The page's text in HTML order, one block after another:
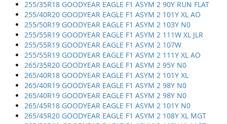
255/35R18 GOODYEAR EAGLE F1 ASYM 2 90Y RUN FLAT
255/40R20 GOODYEAR EAGLE F1 ASYM 2 101Y XL AO
255/50R19 GOODYEAR EAGLE F1 ASYM 2 103Y N0
255/55R19 GOODYEAR EAGLE F1 ASYM 2 111W XL JLR
255/55R19 GOODYEAR EAGLE F1 ASYM 2 107W
255/55R19 GOODYEAR EAGLE F1 ASYM 2 111Y XL AO
265/35R20 GOODYEAR EAGLE F1 ASYM 2 95Y N0
265/40R18 GOODYEAR EAGLE F1 ASYM 2 101Y XL
265/40R19 GOODYEAR EAGLE F1 ASYM 2 98Y N0
265/40R19 GOODYEAR EAGLE F1 ASYM 2 98Y N0
265/45R18 GOODYEAR EAGLE F1 ASYM 2 101Y N0
265/45R20 GOODYEAR EAGLE F1 ASYM 2 108Y XL MGT